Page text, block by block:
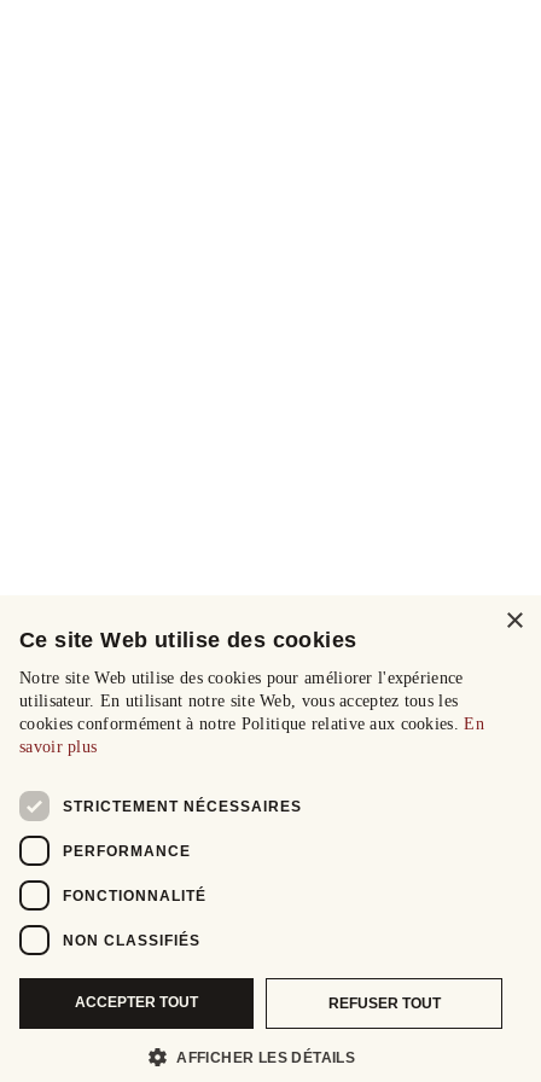
×
Ce site Web utilise des cookies
Notre site Web utilise des cookies pour améliorer l'expérience
utilisateur. En utilisant notre site Web, vous acceptez tous les
cookies conformément à notre Politique relative aux cookies.En
savoir plus
STRICTEMENT NÉCESSAIRES
PERFORMANCE
FONCTIONNALITÉ
NON CLASSIFIÉS
ACCEPTER TOUT REFUSER TOUT
AFFICHER LES DÉTAILS